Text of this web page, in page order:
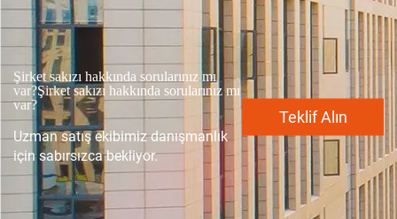
Şirket sakızı hakkında sorularınız mı
var?Şirket sakızı hakkında sorularınız mı
var?
Uzman satış ekibimiz danışmanlık
için sabırsızca bekliyor.
Teklif Alın